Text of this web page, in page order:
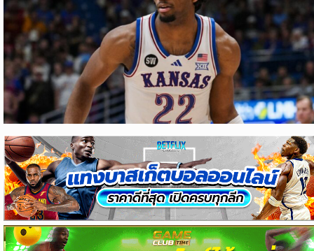
ข่าว
ฟุตบอล
ต่าง
ประเทศ
ข่าว
NBA
ข่าว
NFL
คอ
ลัม
นิ
สต์